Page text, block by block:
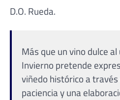
D.O. Rueda.
Más que un vino dulce al
Invierno pretende
viñedo histórico a
paciencia y una